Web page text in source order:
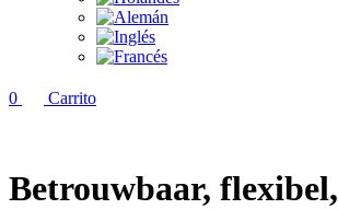
0 Carrito
Betrouwbaar, flexibel,